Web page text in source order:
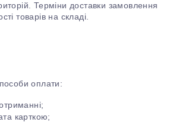
Терміни доставки замовлення
товарів на складі.
оплати:
карткою;